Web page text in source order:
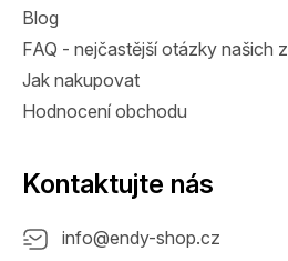
Blog
FAQ - nejčastější otázky našich
Jak nakupovat
Hodnocení obchodu
Kontaktujte nás
info@endy-shop.cz